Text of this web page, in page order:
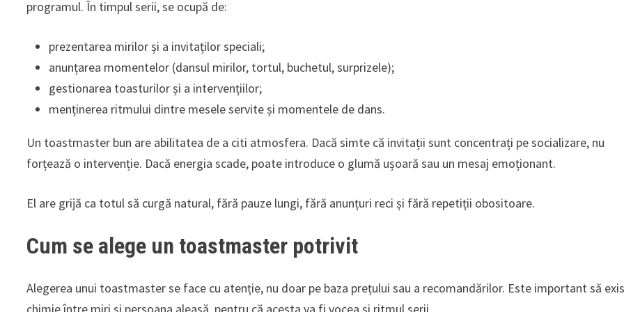
programul. În timpul serii, se ocupă de:
prezentarea mirilor și a invitaților speciali;
anunțarea momentelor (dansul mirilor, tortul, buchetul, surprizele);
gestionarea toasturilor și a intervențiilor;
menținerea ritmului dintre mesele servite și momentele de dans.
Un toastmaster bun are abilitatea de a citi atmosfera. Dacă simte că invitații sunt concentrați pe socializare, nu
forțează o intervenție. Dacă energia scade, poate introduce o glumă ușoară sau un mesaj emoționant.
El are grijă ca totul să curgă natural, fără pauze lungi, fără anunțuri reci și fără repetiții obositoare.
Cum se alege un toastmaster potrivit
Alegerea unui toastmaster se face cu atenție, nu doar pe baza prețului sau a recomandărilor. Este important să
chimie între miri și persoana aleasă, pentru că acesta va fi vocea și ritmul serii.